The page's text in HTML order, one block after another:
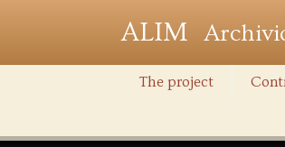
ALIM
The project